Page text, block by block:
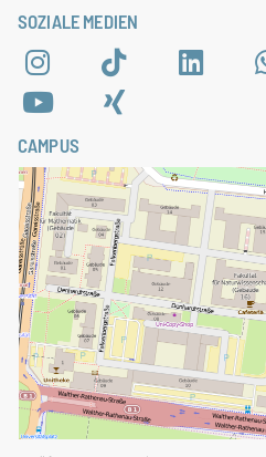
SOZIALE MEDIEN
CAMPUS